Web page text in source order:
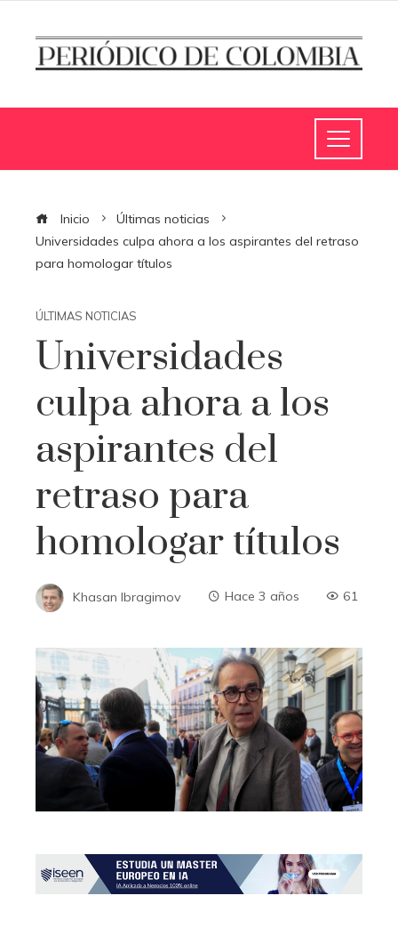
Inicio
Últimas noticias
Universidades culpa ahora a los aspirantes del retraso
para homologar títulos
ÚLTIMAS NOTICIAS
Universidades
culpa ahora a los
aspirantes del
retraso para
homologar títulos
Khasan Ibragimov Hace 3 años 61